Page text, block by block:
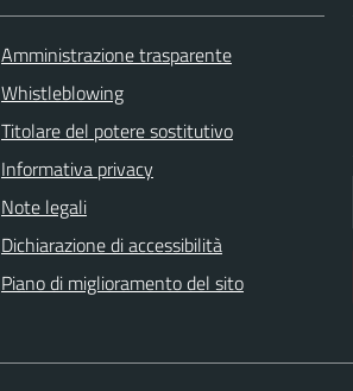
Amministrazione trasparente
Whistleblowing
Titolare del potere sostitutivo
Informativa privacy
Note legali
Dichiarazione di accessibilità
Piano di miglioramento del sito